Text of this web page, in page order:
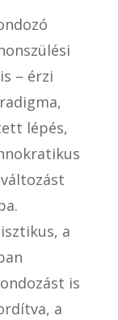
– érzi
lépés,
a
is
a